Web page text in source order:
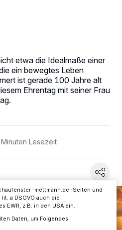
etwa die Idealmaße einer
ein bewegtes Leben
ist gerade 100 Jahre alt
Ehrentag mit seiner Frau
Lesezeit
und greifen auf
oder eindeutige
Auswahl von OK aktivieren Sie
um Ihre Einstellungen zu
mettmann.de-Seiten und
a DSGVO auch die
EWR, z.B. in den USA ein.
Daten, um Folgendes